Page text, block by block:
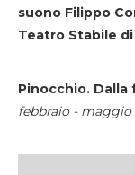
suono Filippo
Teatro Stabile
Pinocchio. Dalla
febbraio -